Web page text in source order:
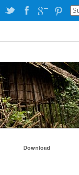
Download